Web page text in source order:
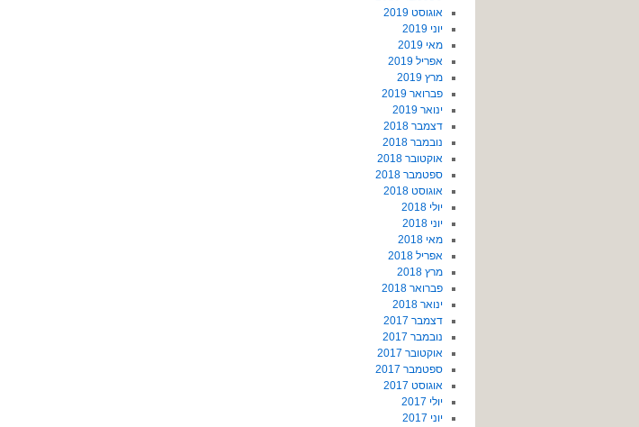
אוגוסט 2019
יוני 2019
מאי 2019
אפריל 2019
מרץ 2019
פברואר 2019
ינואר 2019
דצמבר 2018
נובמבר 2018
אוקטובר 2018
ספטמבר 2018
אוגוסט 2018
יולי 2018
יוני 2018
מאי 2018
אפריל 2018
מרץ 2018
פברואר 2018
ינואר 2018
דצמבר 2017
נובמבר 2017
אוקטובר 2017
ספטמבר 2017
אוגוסט 2017
יולי 2017
יוני 2017